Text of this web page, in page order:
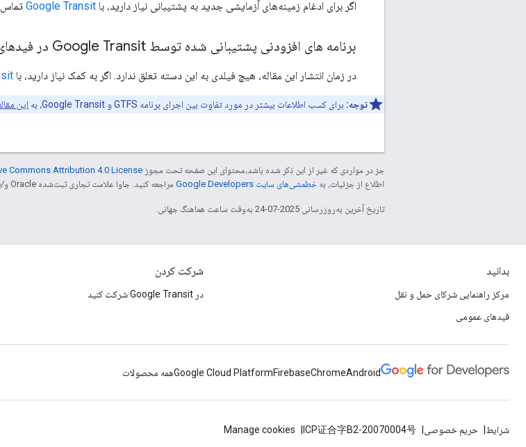
اگر برای ادغام زمینه‌های آزمایشی جدید به پشتیبانی نیاز دارید، با Google Transit تماس
برنامه های افزودنی پشتیبانی شده توسط Google Transit در فیدهای بیدرنگ
در زمان انتشار این مقاله، هیچ فیلدی به این دسته تعلق ندارد. اگر به کمک نیاز دارید، با
توجه: برای کسب اطلاعات بیشتر در مورد تفاوت بین اجرای برنامه GTFS و Google Transit، به این
جز در مواردی که غیر از این ذکر شده باشد،‌محتوای این صفحه تحت مجوز Commons Attribution 4.0 License
اطلاع از جزئیات، به خطمشی‌های سایت Google Developers‏ مراجعه کنید. جاوا علامت تجاری ثبت‌شده Oracle و/یا شرکت‌های وابسته به آن است.
تاریخ آخرین به‌روزرسانی 2025-07-24 به‌وقت ساعت هماهنگ جهانی.
بدانید
مرکز راهنمایی شرکای حمل و نقل
فیدهای عمومی
شرکت کردن
در Google Transit شرکت کنید
Android
Chrome
Firebase
Google Cloud Platformهمه محصولات
شرایط حریم خصوصی ICP证合字B2-20070004号
Manage cookies